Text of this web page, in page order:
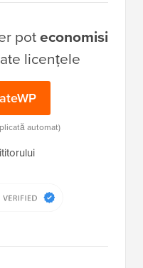
poteconomisi
licențele
automat)